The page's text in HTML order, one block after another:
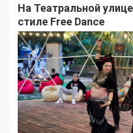
На Театральной
стиле Free Dance